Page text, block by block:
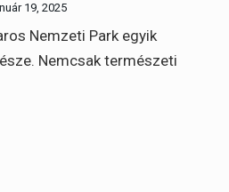
19, 2025
Nemzeti Park egyik
Nemcsak természeti